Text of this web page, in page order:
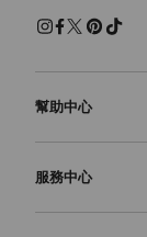
幫助中心
常見問題解答
服務中心